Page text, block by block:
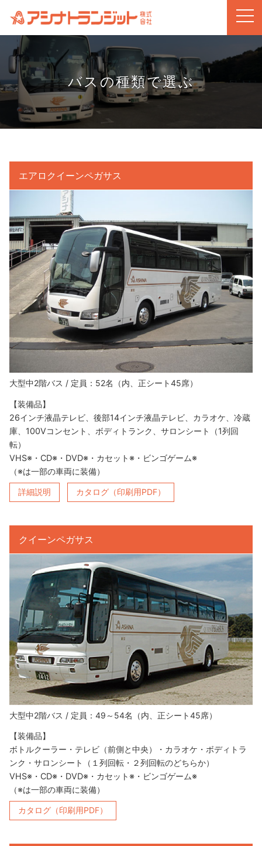
バスの種類で選ぶ
エアロクイーンペガサス
大型中2階バス / 定員：52名（内、正シート45席）
【装備品】
26インチ液晶テレビ、後部14インチ液晶テレビ、カラオケ、冷蔵
庫、100Vコンセント、ボディトランク、サロンシート（1列回
転）
VHS※・CD※・DVD※・カセット※・ビンゴゲーム※
（※は一部の車両に装備）
詳細説明 カタログ（印刷用PDF）
クイーンペガサス
大型中2階バス / 定員：49～54名（内、正シート45席）
【装備品】
ボトルクーラー・テレビ（前側と中央）・カラオケ・ボディトラ
ンク・サロンシート（１列回転・２列回転のどちらか）
VHS※・CD※・DVD※・カセット※・ビンゴゲーム※
（※は一部の車両に装備）
カタログ（印刷用PDF）